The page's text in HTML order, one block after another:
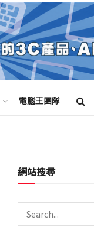
電腦王團隊
網站搜尋